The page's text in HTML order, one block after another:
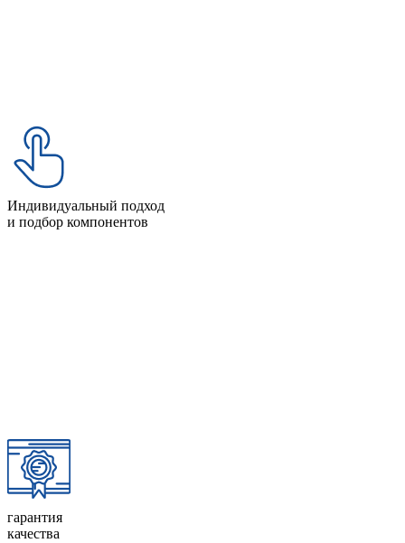
Индивидуальный подход
и подбор компонентов
гарантия
качества